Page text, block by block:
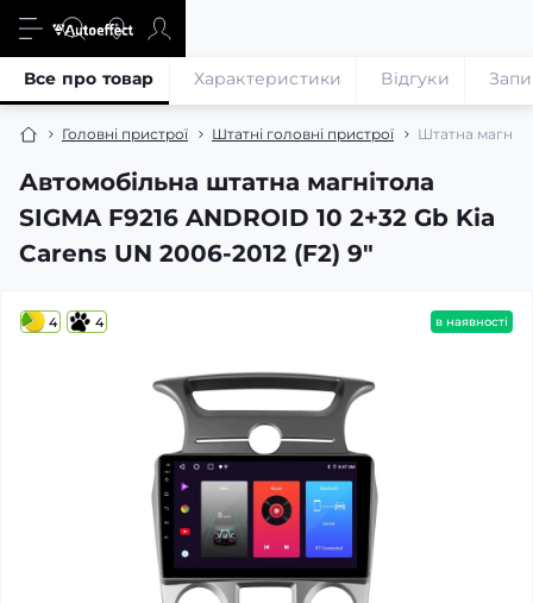
Головні пристрої Штатні головні пристрої Штатна
Автомобільна штатна магнітола
SIGMA F9216 ANDROID 10 2+32 Gb Kia
Carens UN 2006-2012 (F2) 9"
Все про товар Характеристики Відгуки
4 4 в наявності